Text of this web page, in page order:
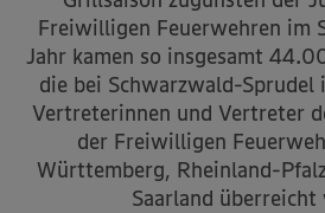
Freiwilligen Feuerwehren im
Jahr kamen so insgesamt
die bei Schwarzwald-Sprudel
Vertreterinnen und Vertreter
der Freiwilligen
Württemberg, Rheinland-
Saarland überreicht